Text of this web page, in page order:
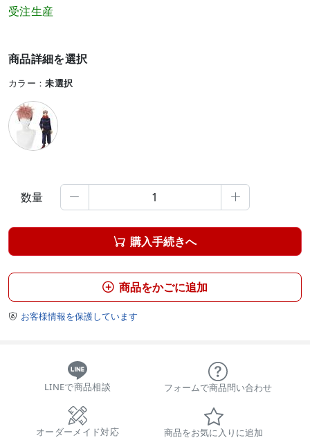
受注生産
商品詳細を選択
カラー：未選択
数量  
 購入手続きへ
 商品をかごに追加
 お客様情報を保護しています
LINEで商品相談 フォームで商品問い合わせ
オーダーメイド対応 商品をお気に入りに追加